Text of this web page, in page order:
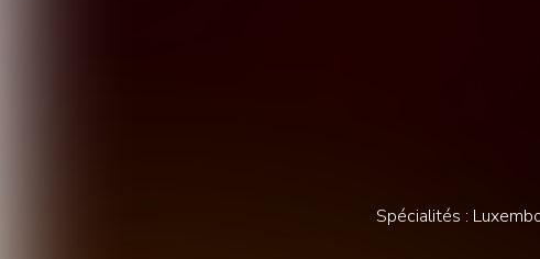
Spécialités :